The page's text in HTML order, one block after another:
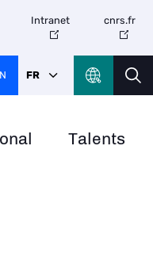
Talents
Intranet cnrs.fr
FR